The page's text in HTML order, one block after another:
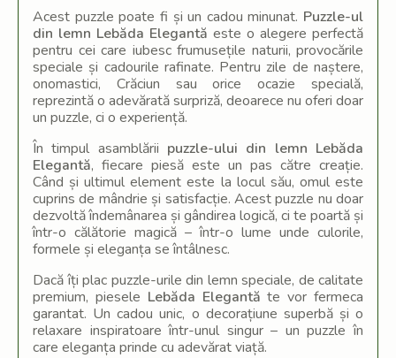
Acest puzzle poate fi și un cadou minunat. Puzzle-ul
din lemn Lebăda Elegantă este o alegere perfectă
pentru cei care iubesc frumusețile naturii, provocările
speciale și cadourile rafinate. Pentru zile de naștere,
onomastici, Crăciun sau orice ocazie specială,
reprezintă o adevărată surpriză, deoarece nu oferi doar
un puzzle, ci o experiență.
În timpul asamblării puzzle-ului din lemn Lebăda
Elegantă, fiecare piesă este un pas către creație.
Când și ultimul element este la locul său, omul este
cuprins de mândrie și satisfacție. Acest puzzle nu doar
dezvoltă îndemânarea și gândirea logică, ci te poartă și
într-o călătorie magică – într-o lume unde culorile,
formele și eleganța se întâlnesc.
Dacă îți plac puzzle-urile din lemn speciale, de calitate
premium, piesele Lebăda Elegantă te vor fermeca
garantat. Un cadou unic, o decorațiune superbă și o
relaxare inspiratoare într-unul singur – un puzzle în
care eleganța prinde cu adevărat viață.